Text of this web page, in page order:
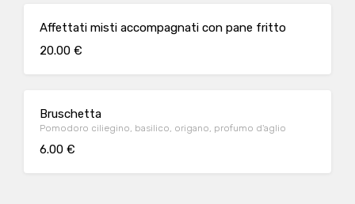
Affettati misti accompagnati con pane fritto
20.00 €
Bruschetta
Pomodoro ciliegino, basilico, origano, profumo d'aglio
6.00 €